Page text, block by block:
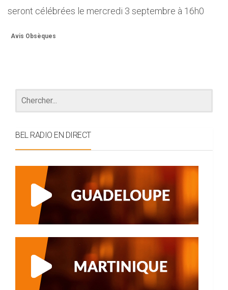
seront célébrées le mercredi 3 septembre à 16h0
Avis Obsèques
BEL RADIO EN DIRECT